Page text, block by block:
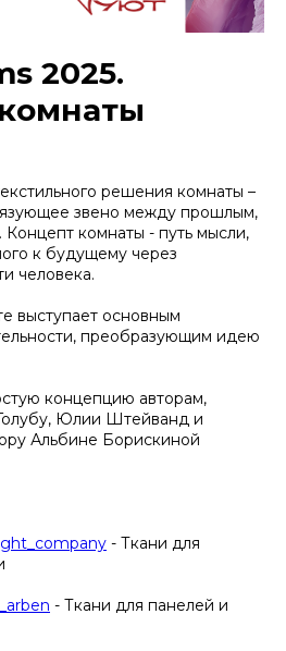
2025.
решения комнаты –
звено между прошлым,
комнаты - путь мысли,
к будущему через
человека.
выступает основным
преобразующим идею
концепцию авторам,
Юлии Штейванд и
Альбине Борискиной
- Ткани для
- Ткани для панелей и